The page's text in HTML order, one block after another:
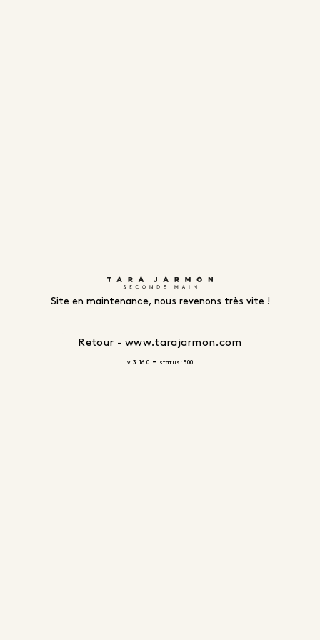
Site en maintenance, nous revenons très vite !
Retour - www.tarajarmon.com
v. 3.16.0 - status: 500